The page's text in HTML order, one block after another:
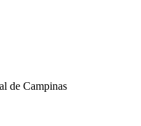
de Campinas